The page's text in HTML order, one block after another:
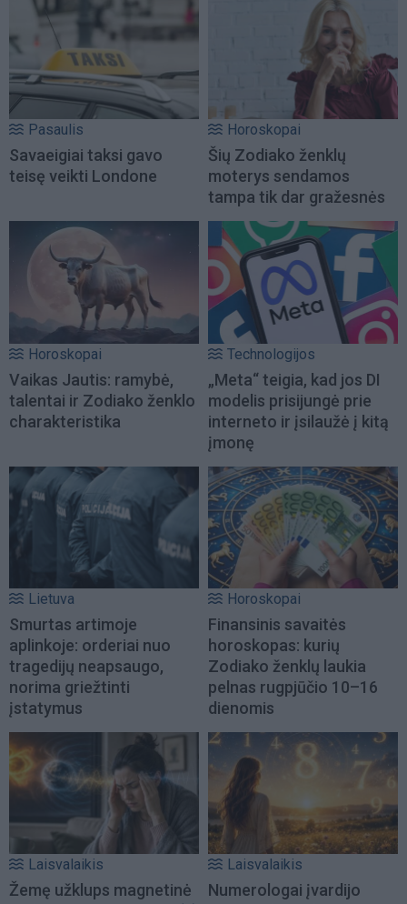
Pasaulis
Savaeigiai taksi gavo
teisę veikti Londone
Horoskopai
Šių Zodiako ženklų
moterys sendamos
tampa tik dar gražesnės
Horoskopai
Vaikas Jautis: ramybė,
talentai ir Zodiako ženklo
charakteristika
Technologijos
„Meta“ teigia, kad jos DI
modelis prisijungė prie
interneto ir įsilaužė į kitą
įmonę
Lietuva
Smurtas artimoje
aplinkoje: orderiai nuo
tragedijų neapsaugo,
norima griežtinti
įstatymus
Horoskopai
Finansinis savaitės
horoskopas: kurių
Zodiako ženklų laukia
pelnas rugpjūčio 10–16
dienomis
Laisvalaikis
Žemę užklups magnetinė
Laisvalaikis
Numerologai įvardijo